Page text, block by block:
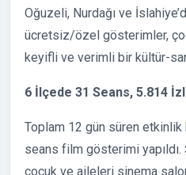
Oğuzeli, Nurdağı ve
ücretsiz/özel gösterimler,
keyifli ve verimli bir kültür-
6 İlçede 31 Seans, 5.814
Toplam 12 gün süren etkinlik
seans film gösterimi
çocuk ve aileleri sinema